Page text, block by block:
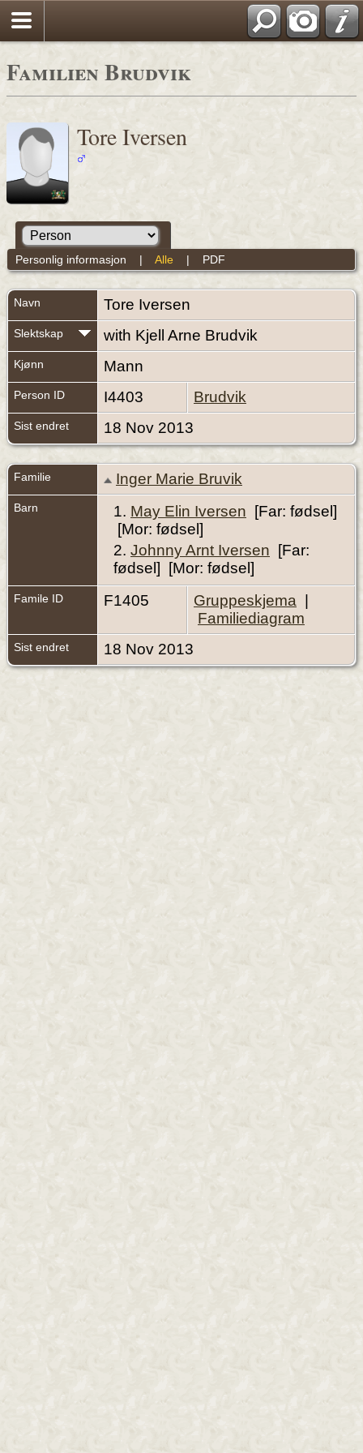
Familien Brudvik
Tore Iversen
Personlig informasjon | Alle | PDF
Navn Tore Iversen
Slektskap with Kjell Arne Brudvik
Kjønn Mann
Person ID I4403 Brudvik
Sist endret 18 Nov 2013
Familie Inger Marie Bruvik
Barn 1. May Elin Iversen [Far: fødsel]
[Mor: fødsel]
2. Johnny Arnt Iversen [Far:
fødsel] [Mor: fødsel]
Famile ID F1405 Gruppeskjema
Familiediagram
Sist endret 18 Nov 2013